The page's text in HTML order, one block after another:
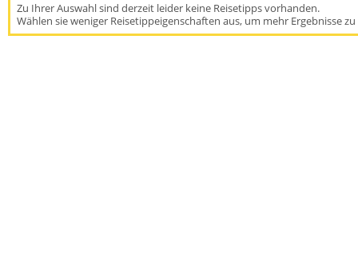
Zu Ihrer Auswahl sind derzeit leider keine Reisetipps vorhanden.
Wählen sie weniger Reisetippeigenschaften aus, um mehr Ergebnisse